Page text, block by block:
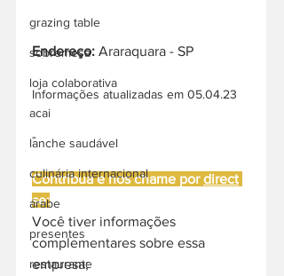
grazing table
sobremesa
loja colaborativa
acai
lanche saudável
culinária internacional
árabe
presentes
restaurante
Endereço: Araraquara - SP
Informações atualizadas em 05.04.23
-
Contribua e nos chame por direct
se:
Você tiver informações
complementares sobre essa
empresa;